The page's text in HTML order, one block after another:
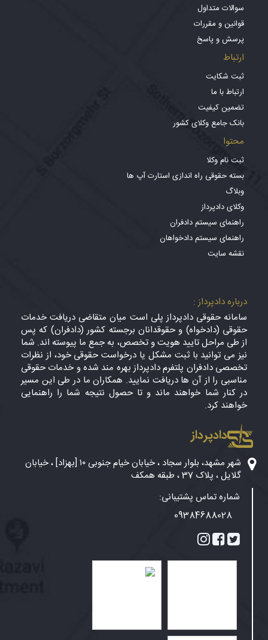
سوالات متداول
قوانین و مقررات
پرسش و پاسخ
ارتباط
ثبت شکایت
ارتباط با ما
تضمین کیفیت
بانک جامع وکلای کشور
محتوا
ثبت نام وکلا
بسته حقوقی راه اندازی استارت آپ ها
وبلاگ
وکلای دادپرداز
راهنمای سیستم دادفران
راهنمای سیستم دادخواهان
نقشه سایت
درباره دادپرداز :
سامانه حقوقی دادپرداز پلی است میان متقاضی دریافت خدمات
حقوقی (دادخواه) و حقوقدانان برجسته کشور (دادفران) که پس
از طی مراحل تایید هویت و تخصص، به جمع ما پیوسته اند. شما
نیز می توانید با ثبت مشکل یا درخواست حقوقی خود، از نظرات
تخصصی دادفران پلتفرم دادپرداز بهره مند شده و خدمات حقوقی
مناسبی را از آن ها دریافت نمایید. همکاران ما در طی این مسیر
در کنار شما خواهند ماند و تا حصول نتیجه شما را راهنمایی
خواهند کرد.
دادپرداز
شهر مشهد، بلوار سجاد ، خیابان خیام جنوبی ۱۰ [بهزاد] ، خیابان
گلایل ، پلاک 37 ، طبقه همکف
شماره تماس پشتیبانی:
09384688028